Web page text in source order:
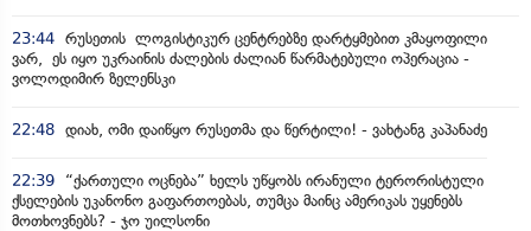
23:44 რუსეთის ლოგისტიკურ ცენტრებზე დარტყმებით კმაყოფილი
ვარ, ეს იყო უკრაინის ძალების ძალიან წარმატებული ოპერაცია -
ვოლოდიმირ ზელენსკი
22:48 დიახ, ომი დაიწყო რუსეთმა და წერტილი! - ვახტანგ კაპანაძე
22:39
“ქართული ოცნება” ხელს უწყობს ირანული ტერორისტული
ქსელების უკანონო გაფართოებას, თუმცა მაინც ამერიკას უყენებს
მოთხოვნებს? - ჯო უილსონი